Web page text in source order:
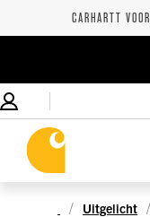
CARHARTT
Uitgelicht